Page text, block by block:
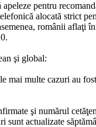
pentru
alocată strict
românii aflaţi
şi global:
mai multe cazuri au
şi numărul
actualizate